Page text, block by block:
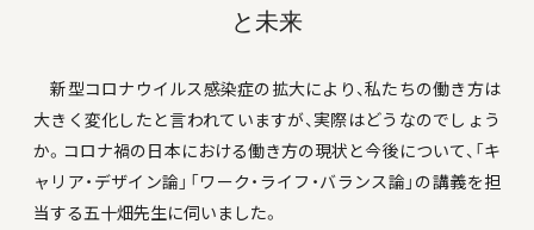
と未来
新型コロナウイルス感染症の拡大により、私たちの働き方は
大きく変化したと言われていますが、実際はどうなのでしょう
か。コロナ禍の日本における働き方の現状と今後について、「キ
ャリア・デザイン論」「ワーク・ライフ・バランス論」の講義を担
当する五十畑先生に伺いました。